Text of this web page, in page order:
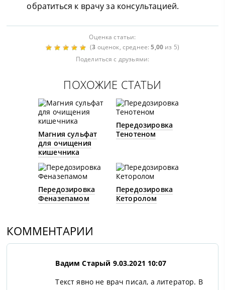
обратиться к врачу за консультацией.
Оценка статьи:
(3 оценок, среднее:5,00 из 5)
Поделиться с друзьями:
ПОХОЖИЕ СТАТЬИ
Магния сульфат
для очищения
кишечника
Передозировка
Тенотеном
Передозировка
Феназепамом
Передозировка
Кеторолом
КОММЕНТАРИИ
Вадим Старый 9.03.2021 10:07
Текст явно не врач писал, а литератор. В